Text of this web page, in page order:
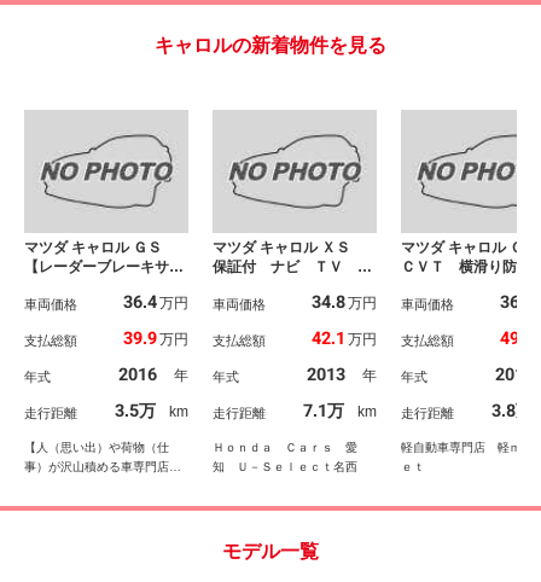
キャロルの新着物件を見る
マツダ キャロル ＧＳ
【レーダーブレーキサポ
能】１年走行距離無制限
ー キーレスエントリ
Ｓ ＤＳＣ ＣＤオーデ
ィオ ヘッドライトレベ
ライザー スズキ アル
トＯＥＭ
車両価格 36.4万円
支払総額 39.9万円
年式 2016 年
走行距離 3.5万 km
【人（思い出）や荷物（仕
事）が沢山積める車専門店】
マツダ キャロル ＸＳ
保証付 ナビ ＴＶ ス
置 整備記録簿 スペア
アコン 運転席エアバッ
ＡＢＳ パワーステアリ
ング イモビライザー
スマートキーＰスタート
車両価格 34.8万円
支払総額 42.1 万円
年式 2013 年
走行距離 7.1万 km
Ｈｏｎｄａ Ｃａｒｓ 愛
知 Ｕ－Ｓｅｌｅｃｔ名西
マツダ キャロル Ｇ
ＣＶＴ 横滑り防止
プ Ｄ席シートヒー
置 純正ＣＤオーデ
車両価格 36.8
支払総額 49.8
年式 2017
走行距離 3.8万
軽自動車専門店 軽ｍａ
ｅｔ
モデル一覧